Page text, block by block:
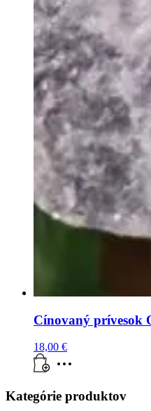
Cínovaný prívesok
18,00 €
Kategórie produktov